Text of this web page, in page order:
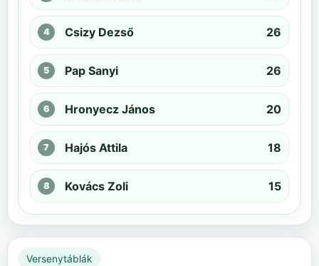
Csizy Dezső 26
Pap Sanyi 26
Hronyecz János 20
Hajós Attila 18
Kovács Zoli 15
Versenytáblák